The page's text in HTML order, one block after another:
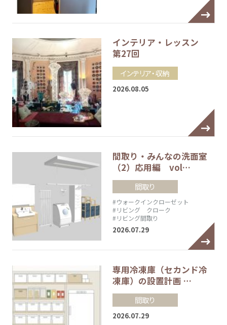
インテリア・レッスン
第27回
インテリア・収納
2026.08.05
間取り・みんなの洗面室
（2）応用編 vol…
間取り
#ウォークインクローゼット
#リビング クローク
#リビング間取り
2026.07.29
専用冷凍庫（セカンド冷
凍庫）の設置計画 …
間取り
2026.07.29